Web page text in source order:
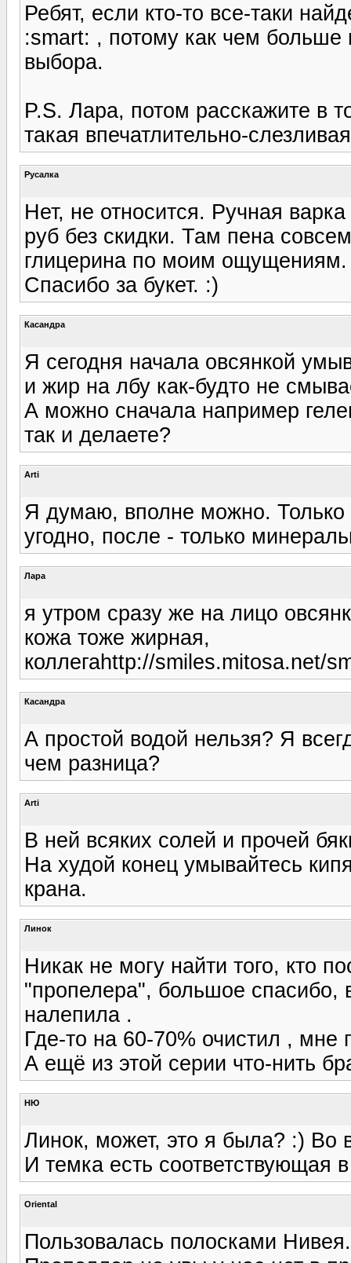
Ребят, если кто-то все-таки
:smart: , потому как чем
выбора.
P.S. Лара, потом расскажите в
такая впечатлительно-
Русалка
Нет, не относится. Ручная
руб без скидки. Там пена
глицерина по моим ощущениям.
Спасибо за букет. :)
Касандра
Я сегодня начала овсянкой
и жир на лбу как-будто не
А можно сначала например
так и делаете?
Arti
Я думаю, вполне можно. Только
угодно, после - только
Лара
я утром сразу же на лицо
кожа тоже жирная,
коллегаhttp://smiles.mitosa.net/
Касандра
А простой водой нельзя? Я
чем разница?
Arti
В ней всяких солей и прочей
На худой конец умывайтесь
крана.
Линок
Никак не могу найти того, кто
"пропелера", большое спасибо,
налепила .
Где-то на 60-70% очистил , мне
А ещё из этой серии что-нить
НЮ
Линок, может, это я была? :) Во
И темка есть соответствующая
Oriental
Пользовалась полосками